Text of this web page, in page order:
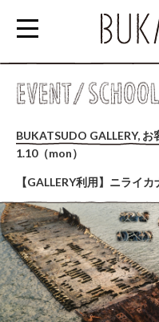
BUKATSUDO GALLERY, お
1.10（mon）
【GALLERY利用】ニライカ
参
す
利
用
す
る